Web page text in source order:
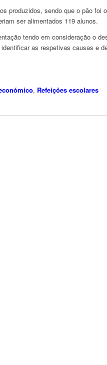
produzidos, sendo que o pão
ser alimentados 119 alunos.
tendo em consideração o
as respetivas causas e
, Refeições escolares